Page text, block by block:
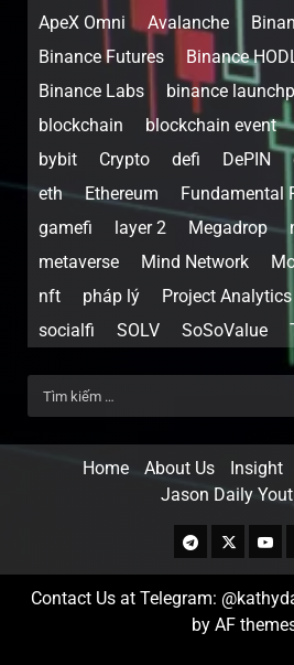
ApeX Omni
Avalanche
Binance Futures
Binance
Binance Labs
binance
blockchain
blockchain event
bybit
Crypto defi DePIN
eth
Ethereum Fundamental
gamefi
layer 2 Megadrop
metaverse
Mind Network
nft
pháp lý Project Analytics
socialfi
SOLV SoSoValue
Home About Us Insight
Jason Daily
Contact Us at Telegram:
by AF